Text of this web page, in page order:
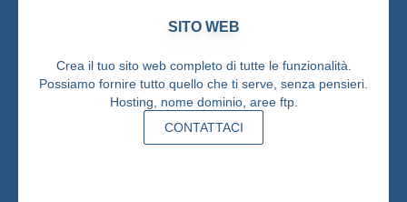
SITO WEB
Crea il tuo sito web completo di tutte le funzionalità.
Possiamo fornire tutto quello che ti serve, senza pensieri.
Hosting, nome dominio, aree ftp.
CONTATTACI